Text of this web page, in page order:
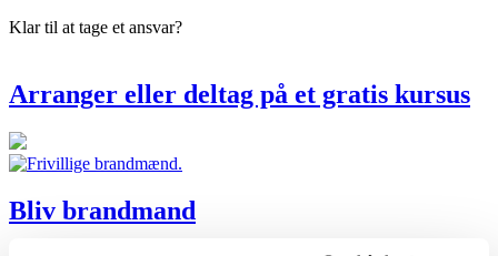
Klar til at tage et ansvar?
Arranger eller deltag på et gratis kursus
Bliv brandmand